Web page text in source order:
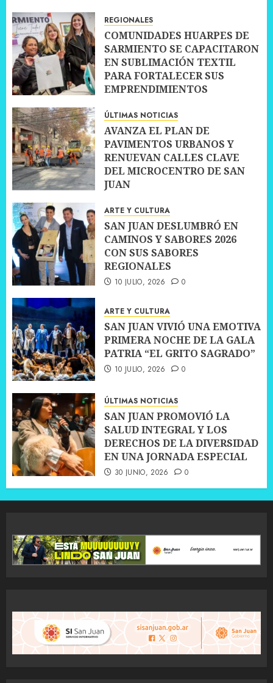
REGIONALES
COMUNIDADES HUARPES DE
SARMIENTO SE CAPACITARON
EN SUBLIMACIÓN TEXTIL
PARA FORTALECER SUS
EMPRENDIMIENTOS
ÚLTIMAS NOTICIAS
AVANZA EL PLAN DE
PAVIMENTOS URBANOS Y
RENUEVAN CALLES CLAVE
DEL MICROCENTRO DE SAN
JUAN
ARTE Y CULTURA
SAN JUAN DESLUMBRÓ EN
CAMINOS Y SABORES 2026
CON SUS SABORES
REGIONALES
10 JULIO, 2026 0
ARTE Y CULTURA
SAN JUAN VIVIÓ UNA EMOTIVA
PRIMERA NOCHE DE LA GALA
PATRIA “EL GRITO SAGRADO”
10 JULIO, 2026 0
ÚLTIMAS NOTICIAS
SAN JUAN PROMOVIÓ LA
SALUD INTEGRAL Y LOS
DERECHOS DE LA DIVERSIDAD
EN UNA JORNADA ESPECIAL
30 JUNIO, 2026 0